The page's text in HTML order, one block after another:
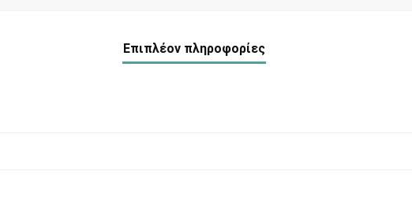
Επιπλέον πληροφορίες